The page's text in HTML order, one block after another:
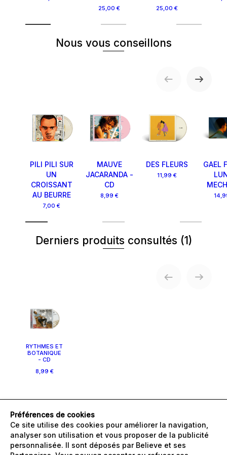
25,00 € 25,00 €
Nous vous conseillons
PILI PILI SUR
UN
CROISSANT
AU BEURRE
7,00 €
MAUVE
JACARANDA -
CD
8,99 €
DES FLEURS
11,99 €
GAEL
Derniers produits consultés (1)
RYTHMES ET
BOTANIQUE
- CD
8,99 €
FAQ
Préférences de cookies
Ce site utilise des cookies pour améliorer la navigation,
analyser son utilisation et vous proposer de la publicité
personnalisée. Il sont déposés par Believe et ses